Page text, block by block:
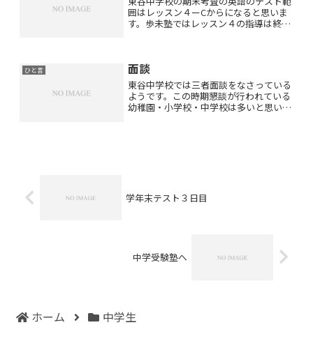
囲はレッスン４ーCからになると思いま
す。歩未塾ではレッスン４の指導は終わ
ひと言 面談
東谷中学校では三者面談をなさっている
ようです。この時期懇談が行われている
幼稚園・小学校・中学校は多いと思いま
学年末テスト３日目
中学受験塾へ
ホーム 中学生